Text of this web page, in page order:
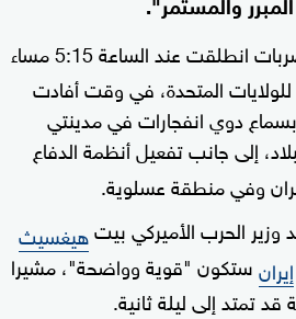
" إن الضربات انطلقت عند الساعة 5:15 مساء
المتحدة، في وقت أفادت
بسماع دوي انفجارات في مدينتي
إلى جانب تفعيل أنظمة الدفاع
وفي منطقة عسلوية.
الحرب الأميركي بيتهيغسيث
إيرانستكون "قوية وواضحة"، مشيرا
تمتد إلى ليلة ثانية.